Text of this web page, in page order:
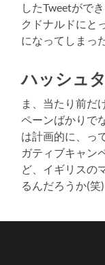
したTweetがで
クドナルドにと
になってしまっ
ハッシュ
ま、当たり前だ
ペーンばかりで
は計画的に、っ
ガティブキャン
ど、イギリスの
るんだろうか(笑)